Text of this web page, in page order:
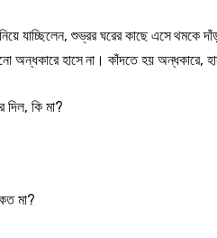
যাচ্ছিলেন, শুভ্রর ঘরের কাছে এসে
অন্ধকারে হাসে না। কাঁদতে হয় অন্ধকারে,
দিল, কি মা?
মা?